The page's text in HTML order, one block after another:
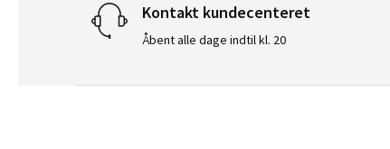
Kontakt kundecenteret
Åbent alle dage indtil kl. 20